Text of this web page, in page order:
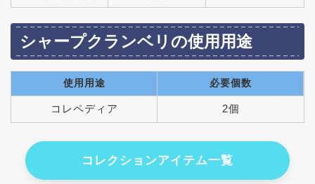
シャープクランベリの使用用途
使用用途 必要個数
コレペディア 2個
コレクションアイテム一覧